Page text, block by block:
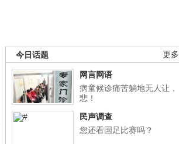
更多
今日话题
网言网语
病童候诊痛苦躺地无人让，
悲！
民声调查
您还看国足比赛吗？